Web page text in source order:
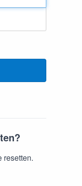
resetten.